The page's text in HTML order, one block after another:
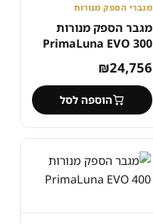
מגברי הספק מנורות
מגבר הספק מנורות
PrimaLuna EVO 300
₪24,756
הוספה לסל